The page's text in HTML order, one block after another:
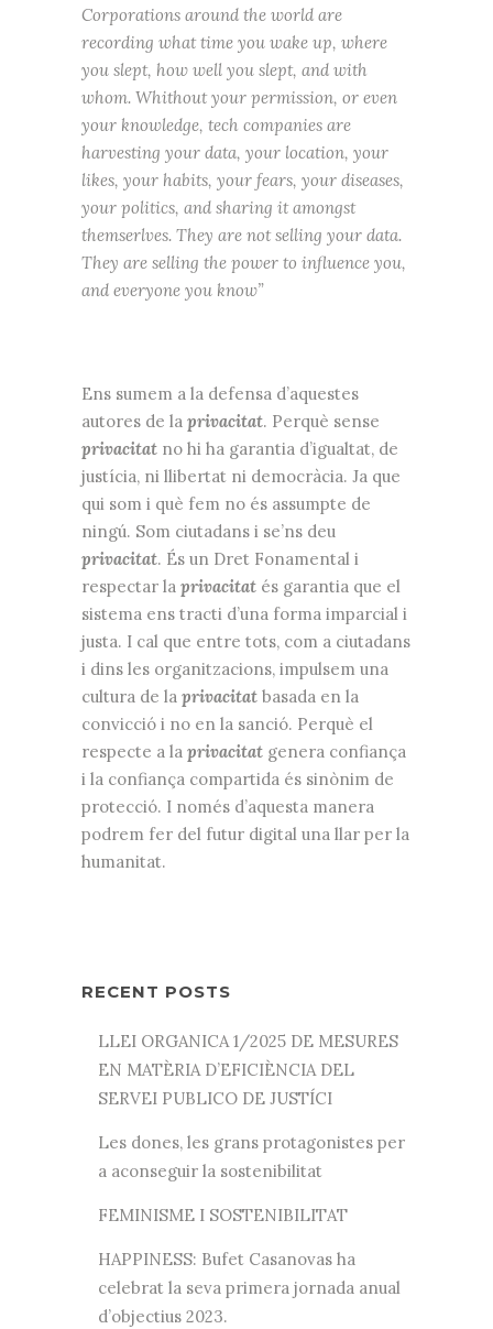
Corporations around the world are
recording what time you wake up, where
you slept, how well you slept, and with
whom. Whithout your permission, or even
your knowledge, tech companies are
harvesting your data, your location, your
likes, your habits, your fears, your diseases,
your politics, and sharing it amongst
themserlves. They are not selling your data.
They are selling the power to influence you,
and everyone you know”
Ens sumem a la defensa d’aquestes
autores de la privacitat. Perquè sense
privacitat no hi ha garantia d’igualtat, de
justícia, ni llibertat ni democràcia. Ja que
qui som i què fem no és assumpte de
ningú. Som ciutadans i se’ns deu
privacitat. És un Dret Fonamental i
respectar la privacitat és garantia que el
sistema ens tracti d’una forma imparcial i
justa. I cal que entre tots, com a ciutadans
i dins les organitzacions, impulsem una
cultura de la privacitat basada en la
convicció i no en la sanció. Perquè el
respecte a la privacitat genera confiança
i la confiança compartida és sinònim de
protecció. I només d’aquesta manera
podrem fer del futur digital una llar per la
humanitat.
RECENT POSTS
LLEI ORGANICA 1/2025 DE MESURES
EN MATÈRIA D’EFICIÈNCIA DEL
SERVEI PUBLICO DE JUSTÍCI
Les dones, les grans protagonistes per
a aconseguir la sostenibilitat
FEMINISME I SOSTENIBILITAT
HAPPINESS: Bufet Casanovas ha
celebrat la seva primera jornada anual
d’objectius 2023.